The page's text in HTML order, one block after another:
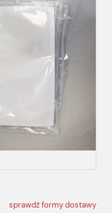
płatności
sprawdź formy dostawy